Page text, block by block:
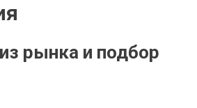
рынка и подбор